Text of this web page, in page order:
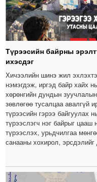
Түрээсийн байрны
ихэсдэг
Хичээлийн шинэ жил
нэмэгдэж, иргэд байр хайх
хөрөнгийн дундын
зөвлөгөө тусалцаа авалгүй
түрээсийн гэрээ байгуулах
түрээслэгч нэг байрыг
түрээслэх, урьдчилгаа
санааны хохирол, эрсдэлийг